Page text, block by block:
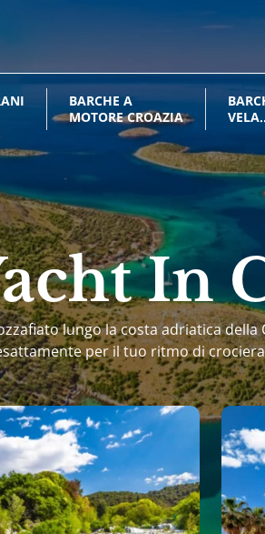
BARCHE A
MOTORE CROAZIA
VELA
In
lungo la costa adriatica della
per il tuo ritmo di